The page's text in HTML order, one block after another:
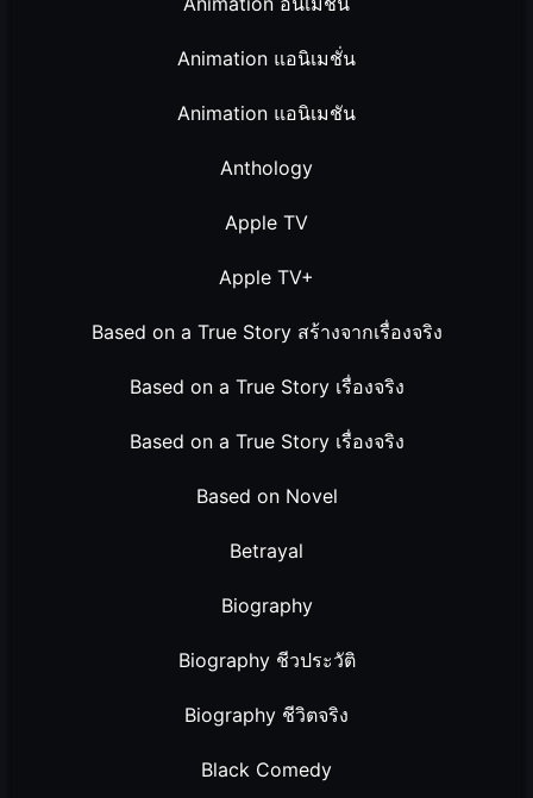
Animation แอนิเมชั่น
Animation แอนิเมชัน
Anthology
Apple TV
Apple TV+
Based on a True Story สร้างจากเรื่องจริง
Based on a True Story เรื่องจริง
Based on a True Story เรื่องจริง
Based on Novel
Betrayal
Biography
Biography ชีวประวัติ
Biography ชีวิตจริง
Black Comedy